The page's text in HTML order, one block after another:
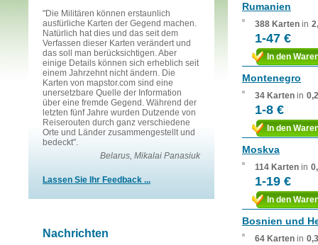
"Die Militären können erstaunlich
ausfürliche Karten der Gegend machen.
Natürlich hat dies und das seit dem
Verfassen dieser Karten verändert und
das soll man berücksichtigen. Aber
einige Details können sich erheblich seit
einem Jahrzehnt nicht ändern. Die
Karten von mapstor.com sind eine
unersetzbare Quelle der Information
über eine fremde Gegend. Während der
letzten fünf Jahre wurden Dutzende von
Reiserouten durch ganz verschiedene
Orte und Länder zusammengestellt und
bedeckt".
Belarus, Mikalai Panasiuk
Lassen Sie Ihr Feedback ...
Nachrichten
Rumanien
388 Karten in
1-47 €
In den
Montenegro
34 Karten in
1-8 €
In den
Moskva
114 Karten in
1-19 €
In den
Bosnien und
64 Karten in